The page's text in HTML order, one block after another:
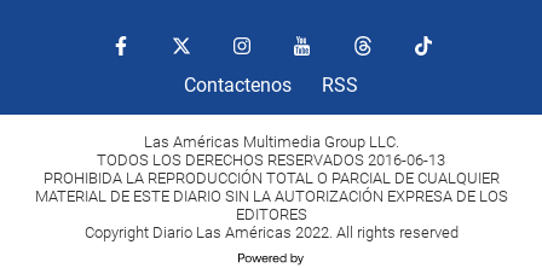
Contactenos RSS
Las Américas Multimedia Group LLC.
TODOS LOS DERECHOS RESERVADOS 2016-06-13
PROHIBIDA LA REPRODUCCIÓN TOTAL O PARCIAL DE CUALQUIER
MATERIAL DE ESTE DIARIO SIN LA AUTORIZACIÓN EXPRESA DE LOS
EDITORES
Copyright Diario Las Américas 2022. All rights reserved